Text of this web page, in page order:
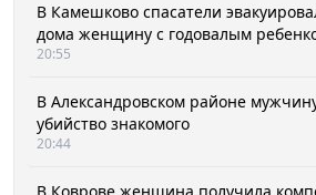
В Камешково спасатели
дома женщину с годовалым
20:55
В Александровском районе
убийство знакомого
20:44